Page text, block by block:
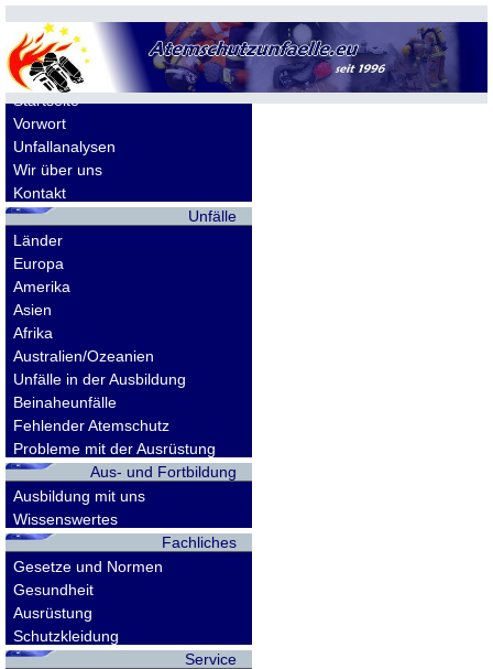
Allgemeines
Startseite
Vorwort
Unfallanalysen
Wir über uns
Kontakt
Unfälle
Länder
Europa
Amerika
Asien
Afrika
Australien/Ozeanien
Unfälle in der Ausbildung
Beinaheunfälle
Fehlender Atemschutz
Probleme mit der Ausrüstung
Aus- und Fortbildung
Ausbildung mit uns
Wissenswertes
Fachliches
Gesetze und Normen
Gesundheit
Ausrüstung
Schutzkleidung
Service